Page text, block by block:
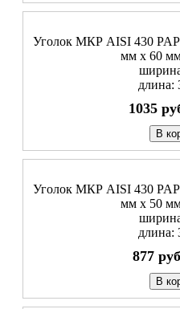
Уголок МКР AISI 430
мм x 60
длина:
1035
В
Уголок МКР AISI 430
мм x 50
длина:
877
В